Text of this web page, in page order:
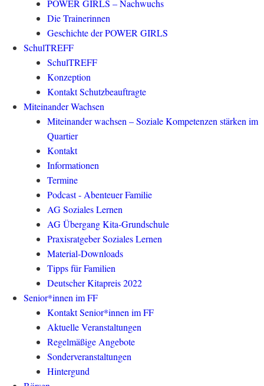
POWER GIRLS – Nachwuchs
Die Trainerinnen
Geschichte der POWER GIRLS
SchulTREFF
SchulTREFF
Konzeption
Kontakt Schutzbeauftragte
Miteinander Wachsen
Miteinander wachsen – Soziale Kompetenzen stärken im
Quartier
Kontakt
Informationen
Termine
Podcast - Abenteuer Familie
AG Soziales Lernen
AG Übergang Kita-Grundschule
Praxisratgeber Soziales Lernen
Material-Downloads
Tipps für Familien
Deutscher Kitapreis 2022
Senior*innen im FF
Kontakt Senior*innen im FF
Aktuelle Veranstaltungen
Regelmäßige Angebote
Sonderveranstaltungen
Hintergund